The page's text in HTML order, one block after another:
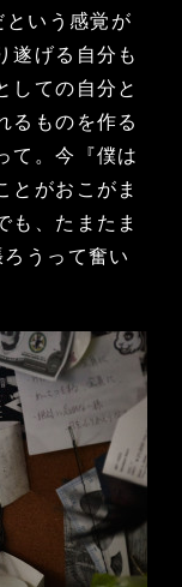
という感覚が
遂げる自分も
しての自分と
るものを作る
て。今『僕は
とがおこがま
も、たまたま
うって奮い